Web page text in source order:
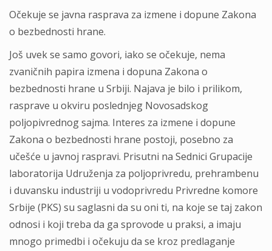
Očekuje se javna rasprava za izmene i dopune Zakona
o bezbednosti hrane.
Još uvek se samo govori, iako se očekuje, nema
zvaničnih papira izmena i dopuna Zakona o
bezbednosti hrane u Srbiji. Najava je bilo i prilikom,
rasprave u okviru poslednjeg Novosadskog
poljopivrednog sajma. Interes za izmene i dopune
Zakona o bezbednosti hrane postoji, posebno za
učešće u javnoj raspravi. Prisutni na Sednici Grupacije
laboratorija Udruženja za poljoprivredu, prehrambenu
i duvansku industriji u vodoprivredu Privredne komore
Srbije (PKS) su saglasni da su oni ti, na koje se taj zakon
odnosi i koji treba da ga sprovode u praksi, a imaju
mnogo primedbi i očekuju da se kroz predlaganje